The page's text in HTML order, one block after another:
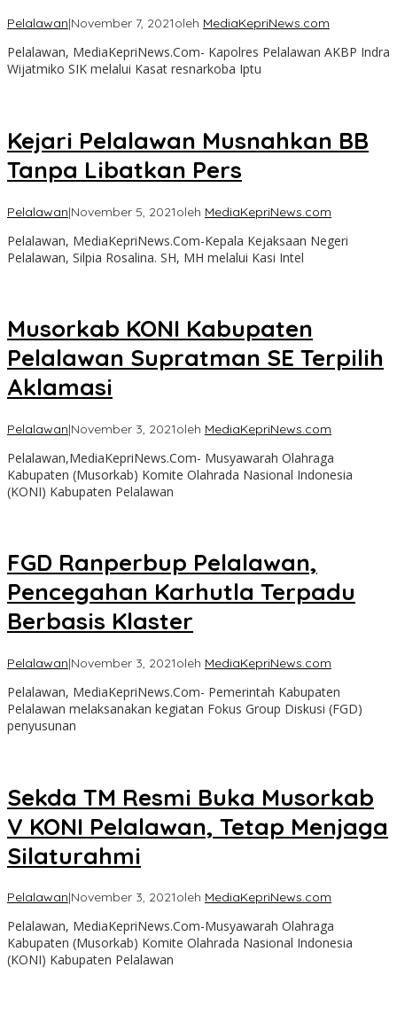
Pelalawan|November 7, 2021oleh MediaKepriNews.com
Pelalawan, MediaKepriNews.Com- Kapolres Pelalawan AKBP Indra
Wijatmiko SIK melalui Kasat resnarkoba Iptu
Kejari Pelalawan Musnahkan BB
Tanpa Libatkan Pers
Pelalawan|November 5, 2021oleh MediaKepriNews.com
Pelalawan, MediaKepriNews.Com-Kepala Kejaksaan Negeri
Pelalawan, Silpia Rosalina. SH, MH melalui Kasi Intel
Musorkab KONI Kabupaten
Pelalawan Supratman SE Terpilih
Aklamasi
Pelalawan|November 3, 2021oleh MediaKepriNews.com
Pelalawan,MediaKepriNews.Com- Musyawarah Olahraga
Kabupaten (Musorkab) Komite Olahrada Nasional Indonesia
(KONI) Kabupaten Pelalawan
FGD Ranperbup Pelalawan,
Pencegahan Karhutla Terpadu
Berbasis Klaster
Pelalawan|November 3, 2021oleh MediaKepriNews.com
Pelalawan, MediaKepriNews.Com- Pemerintah Kabupaten
Pelalawan melaksanakan kegiatan Fokus Group Diskusi (FGD)
penyusunan
Sekda TM Resmi Buka Musorkab
V KONI Pelalawan, Tetap Menjaga
Silaturahmi
Pelalawan|November 3, 2021oleh MediaKepriNews.com
Pelalawan, MediaKepriNews.Com-Musyawarah Olahraga
Kabupaten (Musorkab) Komite Olahrada Nasional Indonesia
(KONI) Kabupaten Pelalawan